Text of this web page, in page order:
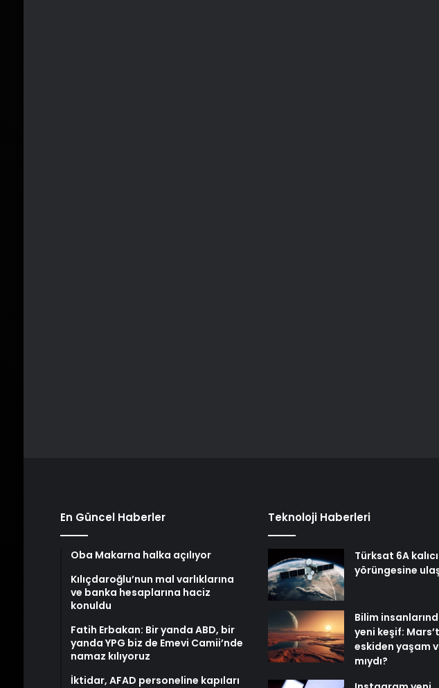
En Güncel Haberler
Oba Makarna halka açılıyor
Kılıçdaroğlu’nun mal varlıklarına
ve banka hesaplarına haciz
konuldu
Fatih Erbakan: Bir yanda ABD, bir
yanda YPG biz de Emevi Camii’nde
namaz kılıyoruz
İktidar, AFAD personeline kapıları
Teknoloji Haberleri
Türksat 6A kalıcı
yörüngesine
Bilim
yeni keşif:
eskiden yaşam
mıydı?